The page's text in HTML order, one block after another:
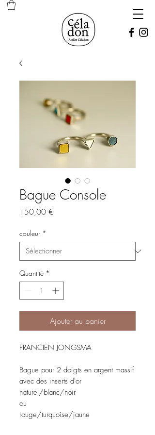
Bague Console
150,00 €
couleur *
Quantité *
Ajouter au panier
FRANCIEN JONGSMA
Bague pour 2 doigts en argent massif
avec des inserts d'or
naturel/blanc/noir
ou
rouge/turquoise/jaune